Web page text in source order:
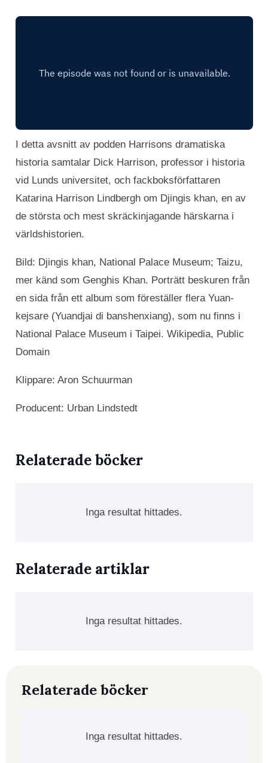
I detta avsnitt av podden Harrisons dramatiska
historia samtalar Dick Harrison, professor i historia
vid Lunds universitet, och fackboksförfattaren
Katarina Harrison Lindbergh om Djingis khan, en av
de största och mest skräckinjagande härskarna i
världshistorien.
Bild: Djingis khan, National Palace Museum; Taizu,
mer känd som Genghis Khan. Porträtt beskuren från
en sida från ett album som föreställer flera Yuan-
kejsare (Yuandjai di banshenxiang), som nu finns i
National Palace Museum i Taipei. Wikipedia, Public
Domain
Klippare: Aron Schuurman
Producent: Urban Lindstedt
Relaterade böcker
Inga resultat hittades.
Relaterade artiklar
Inga resultat hittades.
Relaterade böcker
Inga resultat hittades.